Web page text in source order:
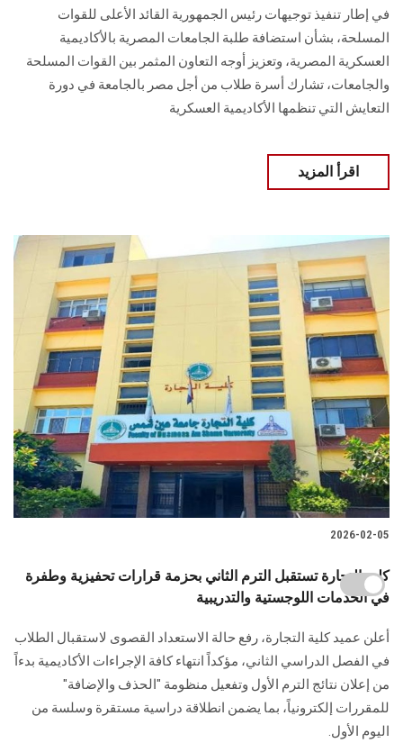
في إطار تنفيذ توجيهات رئيس الجمهورية القائد الأعلى للقوات
المسلحة، بشأن استضافة طلبة الجامعات المصرية بالأكاديمية
العسكرية المصرية، وتعزيز أوجه التعاون المثمر بين القوات المسلحة
والجامعات، تشارك أسرة طلاب من أجل مصر بالجامعة في دورة
التعايش التي تنظمها الأكاديمية العسكرية
اقرأ المزيد
2026-02-05
كلية التجارة تستقبل الترم الثاني بحزمة قرارات تحفيزية وطفرة
في الخدمات اللوجستية والتدريبية
أعلن عميد كلية التجارة، رفع حالة الاستعداد القصوى لاستقبال الطلاب
في الفصل الدراسي الثاني، مؤكداً انتهاء كافة الإجراءات الأكاديمية بدءاً
من إعلان نتائج الترم الأول وتفعيل منظومة "الحذف والإضافة"
للمقررات إلكترونياً، بما يضمن انطلاقة دراسية مستقرة وسلسة من
اليوم الأول.